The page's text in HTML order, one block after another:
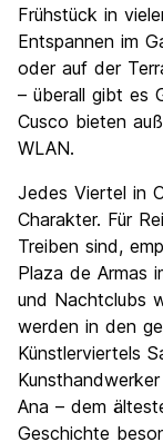
Frühstück in
Entspannen im
oder auf der
– überall gibt es
Cusco bieten
WLAN.
Jedes Viertel in
Charakter. Für
Treiben sind,
Plaza de Armas
und Nachtclubs
werden in den
Künstlerviertels
Ana – dem
Geschichte